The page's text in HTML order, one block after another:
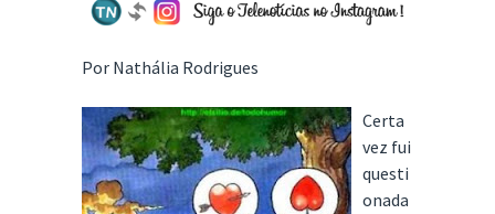
Por Nathália Rodrigues
Certa
vez fui
questi
onada